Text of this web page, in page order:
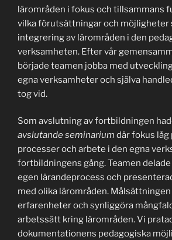
lärområden i fokus och tillsammans
vilka förutsättningar och möjligheter
integrering av lärområden i den
verksamheten. Efter vår
började teamen jobba med
egna verksamheter och själva
tog vid.
Som avslutning av fortbildningen
avslutande seminarium där fokus låg
processer och arbete i den egna
fortbildningens gång. Teamen delade
egen lärandeprocess och
med olika lärområden.
erfarenheter och synliggöra
arbetssätt kring lärområden. Vi
dokumentationens pedagogiska